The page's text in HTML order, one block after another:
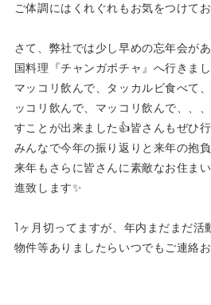
ご体調にはくれぐれもお気をつけて
さて、弊社では少し早めの忘年会が
国料理『チャンガポチャ』へ行きま
マッコリ飲んで、タッカルビ食べて
ッコリ飲んで、マッコリ飲んで、、
すことが出来ました👍皆さんもぜひ
みんなで今年の振り返りと来年の抱
来年もさらに皆さんに素敵なお住ま
進致します✨
1ヶ月切ってますが、年内まだまだ活
物件等ありましたらいつでもご連絡